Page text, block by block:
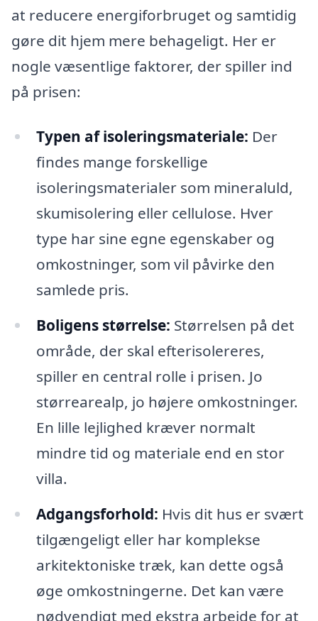
at reducere energiforbruget og samtidig
gøre dit hjem mere behageligt. Her er
nogle væsentlige faktorer, der spiller ind
på prisen:
Typen af isoleringsmateriale: Der
findes mange forskellige
isoleringsmaterialer som mineraluld,
skumisolering eller cellulose. Hver
type har sine egne egenskaber og
omkostninger, som vil påvirke den
samlede pris.
Boligens størrelse: Størrelsen på det
område, der skal efterisolereres,
spiller en central rolle i prisen. Jo
størrearealp, jo højere omkostninger.
En lille lejlighed kræver normalt
mindre tid og materiale end en stor
villa.
Adgangsforhold: Hvis dit hus er svært
tilgængeligt eller har komplekse
arkitektoniske træk, kan dette også
øge omkostningerne. Det kan være
nødvendigt med ekstra arbejde for at